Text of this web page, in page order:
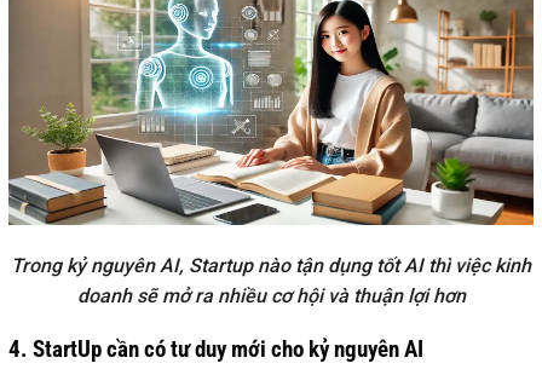
Trong kỷ nguyên AI, Startup nào tận dụng tốt AI thì việc kinh
doanh sẽ mở ra nhiều cơ hội và thuận lợi hơn
4. StartUp cần có tư duy mới cho kỷ nguyên AI